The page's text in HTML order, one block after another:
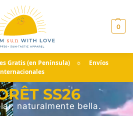
0
Gratis (en Península) ☼ Envíos
SS26
naturalmente bella.